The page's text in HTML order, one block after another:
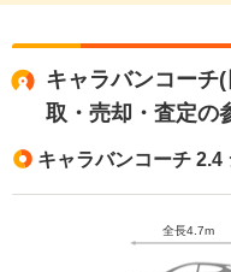
キャラバンコーチ
取・売却・査定の
キャラバンコーチ 2.4
全長4.7m